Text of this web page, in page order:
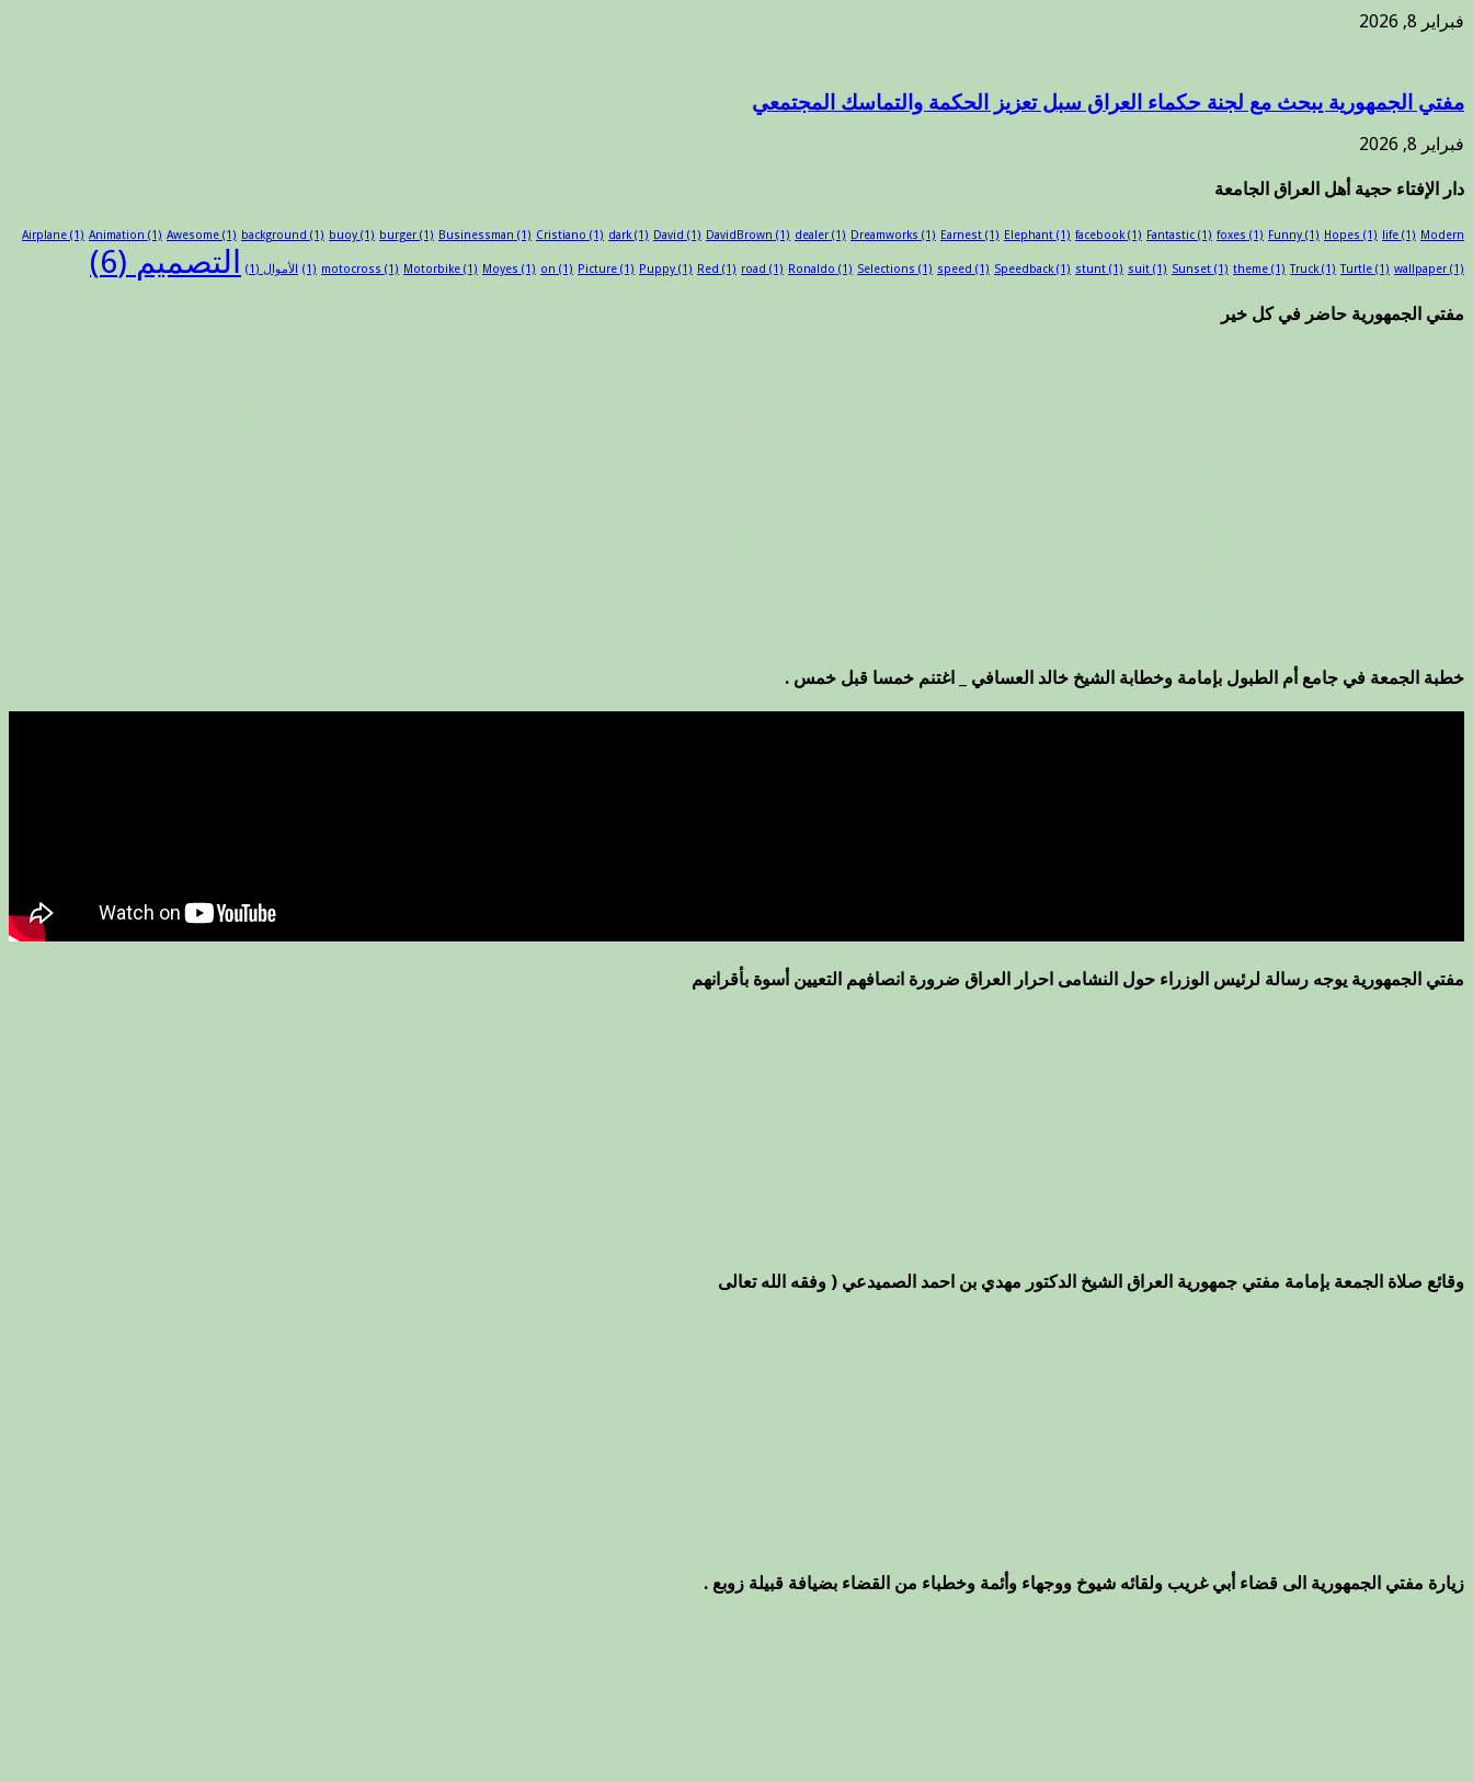
فبراير 8, 2026
مفتي الجمهورية يبحث مع لجنة حكماء العراق سبل تعزيز الحكمة والتماسك المجتمعي
فبراير 8, 2026
دار الإفتاء حجية أهل العراق الجامعة
Airplane (1) Animation (1) Awesome (1) background (1) buoy (1) burger (1) Businessman (1) Cristiano (1) dark(1) David (1) DavidBrown (1) dealer (1) Dreamworks (1) Earnest (1) Elephant (1) facebook(1) Fantastic (1) foxes (1) Funny (1) Hopes (1) life (1) Modern
(1) motocross (1) Motorbike (1) Moyes (1) on (1) Picture (1) Puppy (1) Red (1) road (1) Ronaldo (1) Selections (1) speed (1) Speedback(1) stunt (1) suit (1) Sunset (1) theme (1) Truck(1) Turtle (1) wallpaper (1) الأموال (1) التصميم (6)
مفتي الجمهورية حاضر في كل خير
خطبة الجمعة في جامع أم الطبول بإمامة وخطابة الشيخ خالد العسافي _ اغتنم خمسا قبل خمس .
مفتي الجمهورية يوجه رسالة لرئيس الوزراء حول النشامى احرار العراق ضرورة انصافهم التعيين أسوة بأقرانهم
وقائع صلاة الجمعة بإمامة مفتي جمهورية العراق الشيخ الدكتور مهدي بن احمد الصميدعي ( وفقه الله تعالى
زيارة مفتي الجمهورية الى قضاء أبي غريب ولقائه شيوخ ووجهاء وأئمة وخطباء من القضاء بضيافة قبيلة زوبع .